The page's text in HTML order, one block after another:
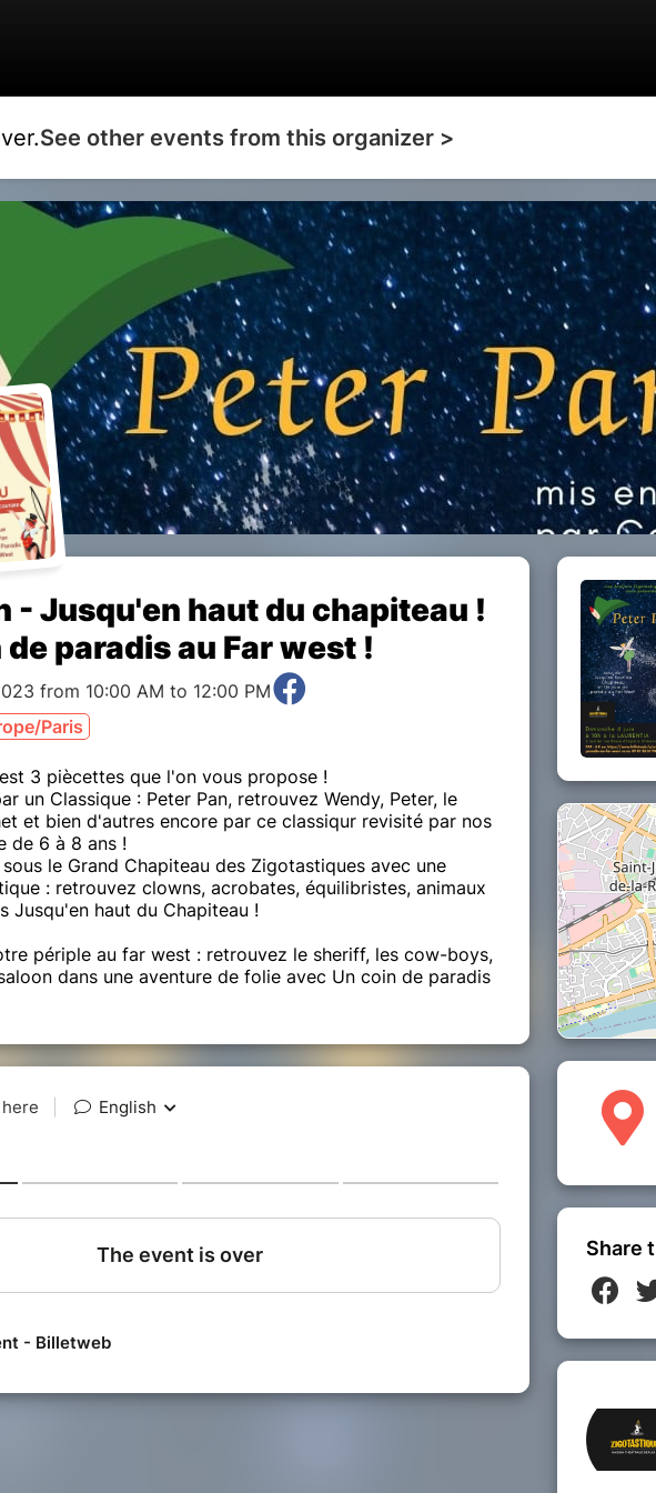
See other events from this organizer >
- Jusqu'en haut du chapiteau !
paradis au Far west !
from 10:00 AM to 12:00 PM
Paris
3 piècettes que l'on vous propose !
un Classique : Peter Pan, retrouvez Wendy, Peter, le
et bien d'autres encore par ce classiqur revisité par nos
de 6 à 8 ans !
le Grand Chapiteau des Zigotastiques avec une
: retrouvez clowns, acrobates, équilibristes, animaux
Jusqu'en haut du Chapiteau !
périple au far west : retrouvez le sheriff, les cow-boys,
dans une aventure de folie avec Un coin de paradis
Share